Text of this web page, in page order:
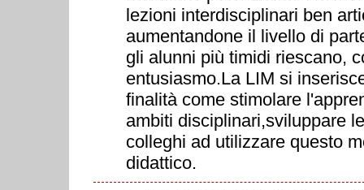
lezioni interdisciplinari ben
aumentandone il livello di
gli alunni più timidi riescano,
entusiasmo.La LIM si
finalità come stimolare
ambiti disciplinari,sviluppare
colleghi ad utilizzare questo
didattico.